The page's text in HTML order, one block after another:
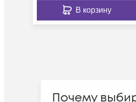
В корзину
Почему